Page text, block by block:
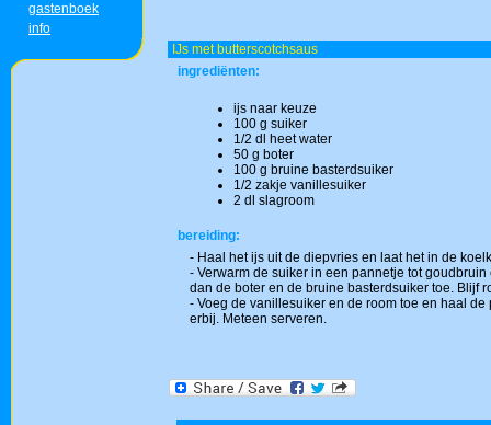
gastenboek
info
IJs met butterscotchsaus
ingrediënten:
ijs naar keuze
100 g suiker
1/2 dl heet water
50 g boter
100 g bruine basterdsuiker
1/2 zakje vanillesuiker
2 dl slagroom
bereiding:
- Haal het ijs uit de diepvries en laat het in de
- Verwarm de suiker in een pannetje tot
dan de boter en de bruine basterdsuiker toe. Blijf
- Voeg de vanillesuiker en de room toe en haal
erbij. Meteen serveren.